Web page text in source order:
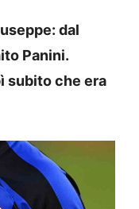
dal
Panini.
subito che era